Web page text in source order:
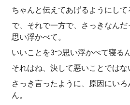
ちゃんと伝えてあげるようにして
で、それで一方で、さっきなん
思い浮かべて。
いいことを3つ思い浮かべて寝る
それはね、決して悪いことではな
さっき言ったように、原因にい
ん。